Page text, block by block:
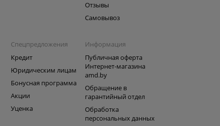
Отзывы
Самовывоз
Спецпредложения
Кредит
Юридическим лицам
Бонусная программа
Акции
Уценка
Информация
Публичная оферта
Интернет-магазина
amd.by
Обращение в
гарантийный отдел
Обработка
персональных данных